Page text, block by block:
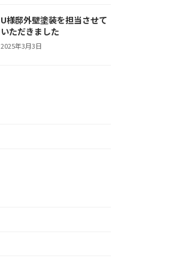
U様邸外壁塗装を担当させて
いただきました
2025年3月3日